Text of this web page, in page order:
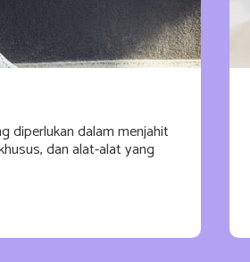
diperlukan dalam menjahit
dan alat-alat yang